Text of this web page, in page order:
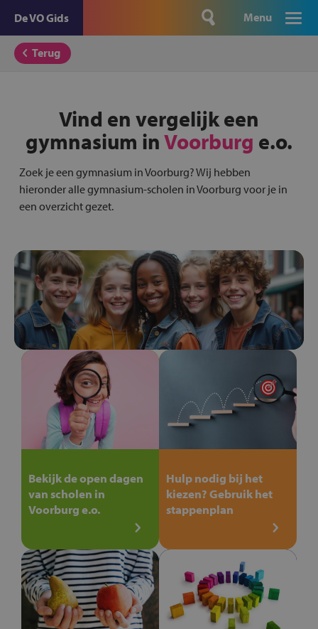
De VO Gids Menu
Terug
Vind en vergelijk een
gymnasium inVoorburg e.o.
Zoek je een gymnasium in Voorburg? Wij hebben
hieronder alle gymnasium-scholen in Voorburg voor je in
een overzicht gezet.
Bekijk de open dagen
van scholen in
Voorburg e.o.
Hulp nodig bij het
kiezen? Gebruik het
stappenplan